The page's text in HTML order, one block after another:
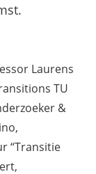
Laurens
TU
&
“Transitie